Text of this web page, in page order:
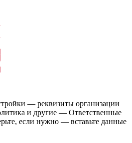
— реквизиты организации
и другие — Ответственные
если нужно — вставьте данные